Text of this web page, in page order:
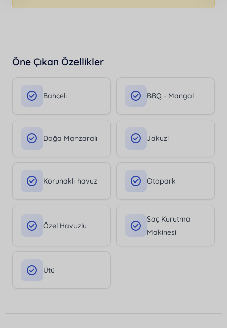
Öne Çıkan Özellikler
Bahçeli BBQ - Mangal
Doğa Manzaralı Jakuzi
Korunaklı havuz Otopark
Özel Havuzlu
Saç Kurutma
Makinesi
Ütü